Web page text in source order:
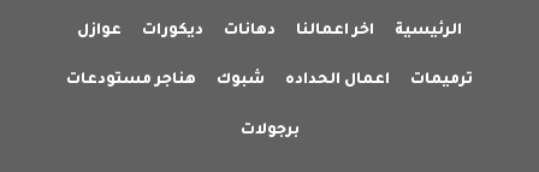
الرئيسية اخر اعمالنا دهانات ديكورات عوازل
ترميمات اعمال الحداده شبوك هناجر مستودعات
برجولات